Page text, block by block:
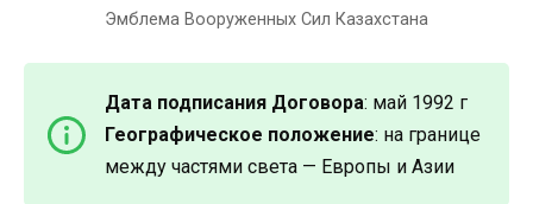
Эмблема Вооруженных Сил Казахстана
Дата подписания Договора: май 1992 г
Географическое положение: на границе
между частями света — Европы и Азии